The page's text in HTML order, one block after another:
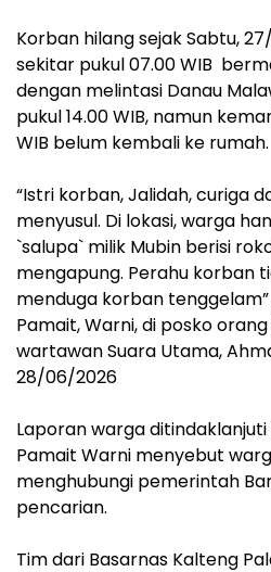
Korban hilang sejak Sabtu,
sekitar pukul 07.00 WIB
dengan melintasi Danau
pukul 14.00 WIB, namun
WIB belum kembali ke rumah.
“Istri korban, Jalidah, curiga
menyusul. Di lokasi, warga
`salupa` milik Mubin berisi
mengapung. Perahu korban
menduga korban
Pamait, Warni, di posko
wartawan Suara Utama,
28/06/2026
Laporan warga
Pamait Warni menyebut
menghubungi pemerintah
pencarian.
Tim dari Basarnas Kalteng